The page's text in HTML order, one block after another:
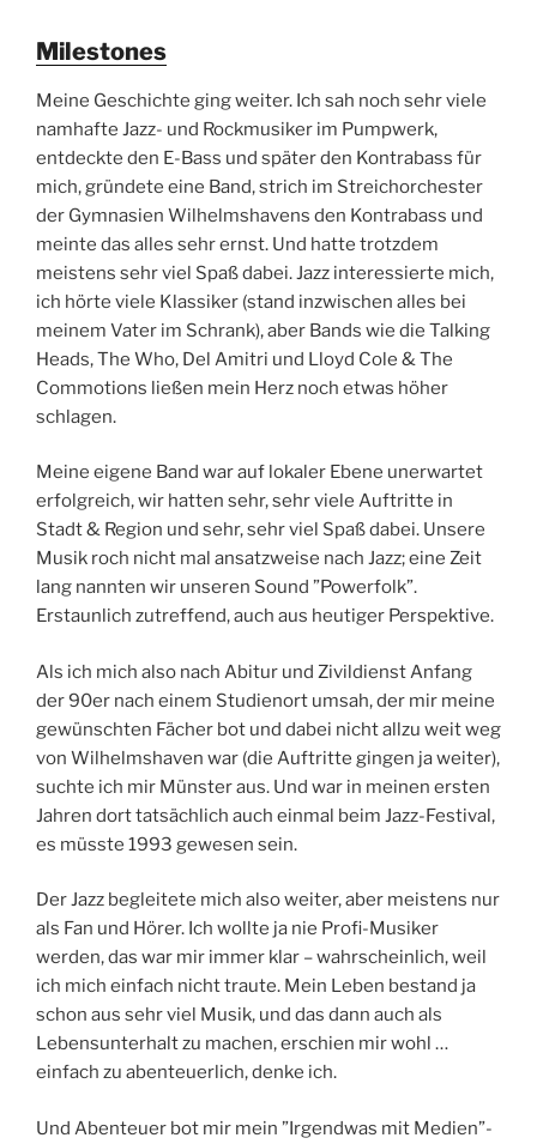
Milestones
Meine Geschichte ging weiter. Ich sah noch sehr viele
namhafte Jazz- und Rockmusiker im Pumpwerk,
entdeckte den E-Bass und später den Kontrabass für
mich, gründete eine Band, strich im Streichorchester
der Gymnasien Wilhelmshavens den Kontrabass und
meinte das alles sehr ernst. Und hatte trotzdem
meistens sehr viel Spaß dabei. Jazz interessierte mich,
ich hörte viele Klassiker (stand inzwischen alles bei
meinem Vater im Schrank), aber Bands wie die Talking
Heads, The Who, Del Amitri und Lloyd Cole & The
Commotions ließen mein Herz noch etwas höher
schlagen.
Meine eigene Band war auf lokaler Ebene unerwartet
erfolgreich, wir hatten sehr, sehr viele Auftritte in
Stadt & Region und sehr, sehr viel Spaß dabei. Unsere
Musik roch nicht mal ansatzweise nach Jazz; eine Zeit
lang nannten wir unseren Sound ”Powerfolk”.
Erstaunlich zutreffend, auch aus heutiger Perspektive.
Als ich mich also nach Abitur und Zivildienst Anfang
der 90er nach einem Studienort umsah, der mir meine
gewünschten Fächer bot und dabei nicht allzu weit weg
von Wilhelmshaven war (die Auftritte gingen ja weiter),
suchte ich mir Münster aus. Und war in meinen ersten
Jahren dort tatsächlich auch einmal beim Jazz-Festival,
es müsste 1993 gewesen sein.
Der Jazz begleitete mich also weiter, aber meistens nur
als Fan und Hörer. Ich wollte ja nie Profi-Musiker
werden, das war mir immer klar – wahrscheinlich, weil
ich mich einfach nicht traute. Mein Leben bestand ja
schon aus sehr viel Musik, und das dann auch als
Lebensunterhalt zu machen, erschien mir wohl …
einfach zu abenteuerlich, denke ich.
Und Abenteuer bot mir mein ”Irgendwas mit Medien”-